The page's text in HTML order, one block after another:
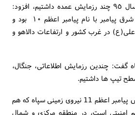
وی با بیان اینکه ما در سال ٩٥ چند رزمایش عمده داشتیم، افزود:
اولین رزمایش در جنوب شرق پیامبر با نام پیامبر اعظم ١٠ بود و
در غرب کشور و ارتفاعات دالاهو و
گفت: چندین رزمایش اطلاعاتی، جنگال،
تیپ ها داشتیم.
پاکپور تصریح کرد: رزمایش پیامبر اعظم 11 نیروی زمینی سپاه که هم
امنیتی است، در منطقه مرکزی و شمال